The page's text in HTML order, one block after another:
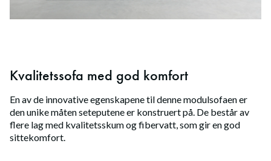
Kvalitetssofa med god komfort
En av de innovative egenskapene til denne modulsofaen er
den unike måten seteputene er konstruert på. De består av
flere lag med kvalitetsskum og fibervatt, som gir en god
sittekomfort.